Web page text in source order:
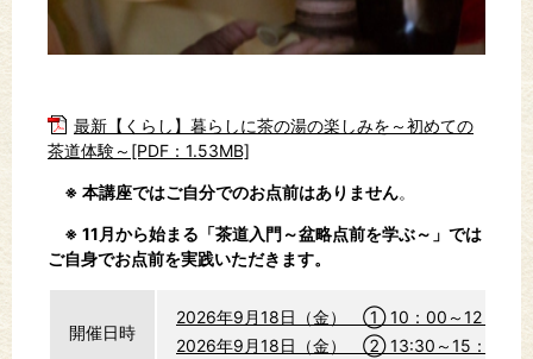
最新【くらし】暮らしに茶の湯の楽しみを～初めての
茶道体験～[PDF：1.53MB]
※ 本講座ではご自分でのお点前はありません。
※ 11月から始まる「茶道入門～盆略点前を学ぶ～ 」では
ご自身でお点前を実践いただきます。
開催日時
2026年9月18日（金） ① 10：00～12：00
2026年9月18日（金） ② 13:30～15：30 ※